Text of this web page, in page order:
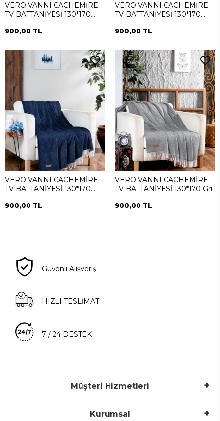
VERO VANNI CACHEMİRE
TV BATTANİYESİ 130*170
900,00 TL
VERO VANNI CACHEMİRE
TV BATTANİYESİ 130*170
900,00 TL
VERO VANNI CACHEMİRE
TV BATTANİYESİ 130*170
900,00 TL
VERO VANNI CACHEMİRE
TV BATTANİYESİ 130*170 Gri
900,00 TL
Güvenli Alışveriş
HIZLI TESLİMAT
7 / 24 DESTEK
Müşteri Hizmetleri
Kurumsal